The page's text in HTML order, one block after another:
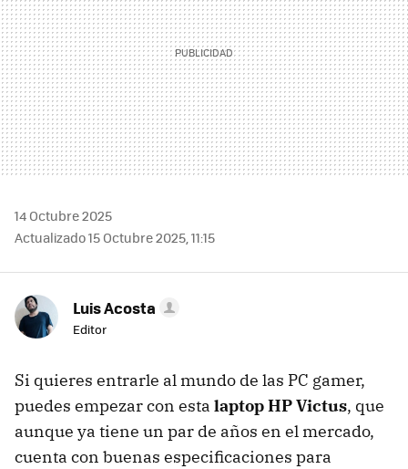
14 Octubre 2025
Actualizado 15 Octubre 2025, 11:15
Luis Acosta
Editor
Si quieres entrarle al mundo de las PC gamer,
puedes empezar con esta laptop HP Victus, que
aunque ya tiene un par de años en el mercado,
cuenta con buenas especificaciones para